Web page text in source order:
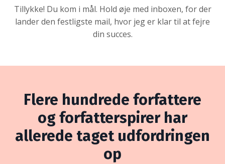
Tillykke! Du kom i mål. Hold øje med inboxen, for der
lander den festligste mail, hvor jeg er klar til at fejre
din succes.
Flere hundrede forfattere
ogforfatterspirer har
allerede taget udfordringen
op